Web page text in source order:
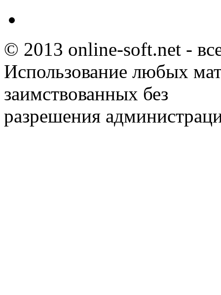
© 2013 online-soft.net -
Использование любых
заимствованных без
разрешения